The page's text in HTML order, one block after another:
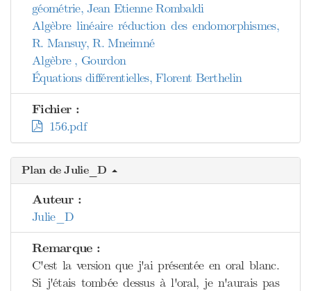
géométrie, Jean Etienne Rombaldi
Algèbre linéaire réduction des endomorphismes,
R. Mansuy, R. Mneimné
Algèbre , Gourdon
Équations différentielles, Florent Berthelin
Fichier :
156.pdf
Plan de Julie_D
Auteur :
Julie_D
Remarque :
C'est la version que j'ai présentée en oral blanc.
Si j'étais tombée dessus à l'oral, je n'aurais pas